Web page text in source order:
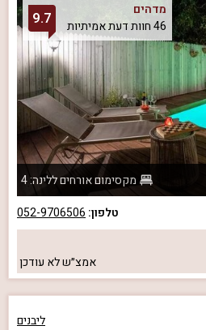
מדהים
46 חוות דעת אמיתיות
9.7
מקסימום אורחים ללינה: 4
טלפון: 052-9706506
אמצ״שלא עודכן
ליבנים